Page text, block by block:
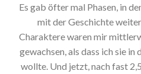
Es gab öfter mal Phasen, in
mit der Geschichte
Charaktere waren mir
gewachsen, als dass ich sie in
wollte. Und jetzt, nach fast